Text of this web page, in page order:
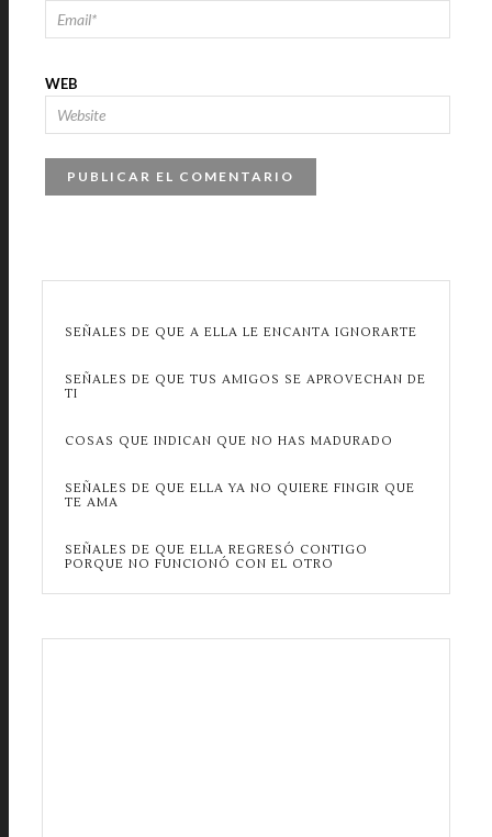
WEB
SEÑALES DE QUE A ELLA LE ENCANTA IGNORARTE
SEÑALES DE QUE TUS AMIGOS SE APROVECHAN DE
TI
COSAS QUE INDICAN QUE NO HAS MADURADO
SEÑALES DE QUE ELLA YA NO QUIERE FINGIR QUE
TE AMA
SEÑALES DE QUE ELLA REGRESÓ CONTIGO
PORQUE NO FUNCIONÓ CON EL OTRO